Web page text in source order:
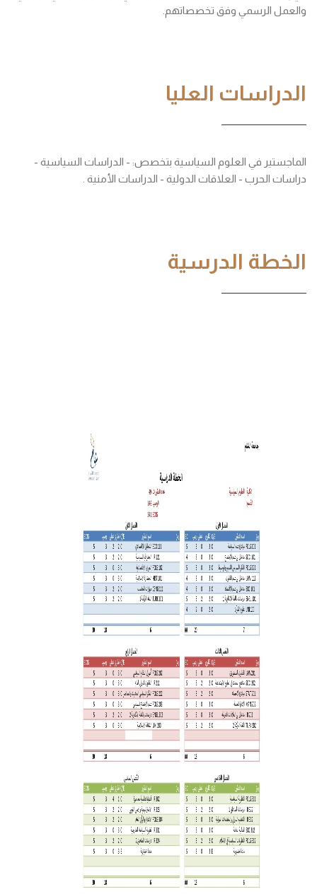
والعمل الرسمي وفق تخصصاتهم.
الدراسات العليا
الماجستير في العلوم السياسية بتخصص: - الدراسات السياسية -
دراسات الحرب - العلاقات الدولية - الدراسات الأمنية .
الخطة الدرسية